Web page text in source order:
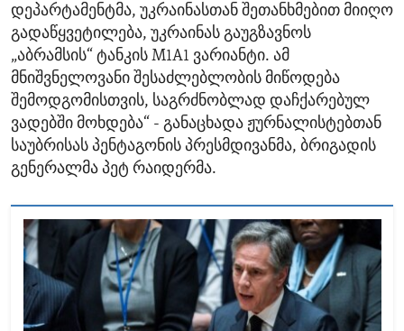
დეპარტამენტმა, უკრაინასთან შეთანხმებით მიიღო
გადაწყვეტილება, უკრაინას გაუგზავნოს
„აბრამსის“ ტანკის M1A1 ვარიანტი. ამ
მნიშვნელოვანი შესაძლებლობის მიწოდება
შემოდგომისთვის, საგრძნობლად დაჩქარებულ
ვადებში მოხდება“ - განაცხადა ჟურნალისტებთან
საუბრისას პენტაგონის პრესმდივანმა, ბრიგადის
გენერალმა პეტ რაიდერმა.